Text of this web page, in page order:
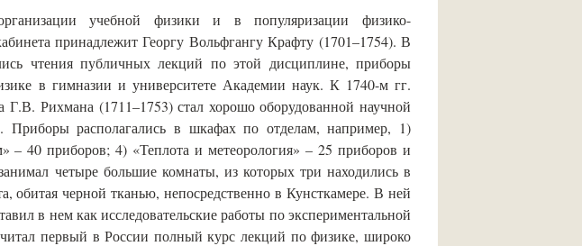
учебной физики и в популяризации физико-
принадлежит Георгу Вольфгангу Крафту (1701–1754). В
чтения публичных лекций по этой дисциплине, приборы
в гимназии и университете Академии наук. К 1740-м гг.
Рихмана (1711–1753) стал хорошо оборудованной научной
Приборы располагались в шкафах по отделам, например, 1)
40 приборов; 4) «Теплота и метеорология» – 25 приборов и
четыре большие комнаты, из которых три находились в
обитая черной тканью, непосредственно в Кунсткамере. В ней
в нем как исследовательские работы по экспериментальной
первый в России полный курс лекций по физике, широко